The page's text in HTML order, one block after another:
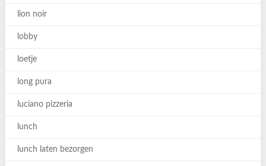
lion noir
lobby
loetje
long pura
luciano pizzeria
lunch
lunch laten bezorgen